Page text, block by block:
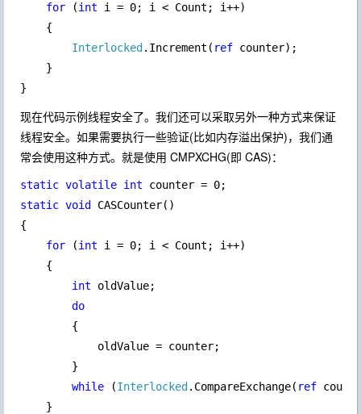
for
(int i = 0; i < Count; i++)
    {
Interlocked .Increment( ref counter);
    }
}
现在代码示例线程安全了。我们还可以采取另外一种方式来保证
线程安全。如果需要执行一些验证(比如内存溢出保护)，我们通
常会使用这种方式。就是使用 CMPXCHG(即 CAS)：
static volatile int
static void CASCounter()
{
for
(int i = 0; i < Count; i++)
    {
int oldValue;
do
{
            oldValue = counter;
        }
while
(Interlocked .CompareExchange( ref
    }